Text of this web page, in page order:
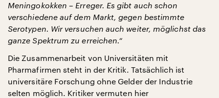
Meningokokken – Erreger. Es gibt auch schon
verschiedene auf dem Markt, gegen bestimmte
Serotypen. Wir versuchen auch weiter, möglichst das
ganze Spektrum zu erreichen.“
Die Zusammenarbeit von Universitäten mit
Pharmafirmen steht in der Kritik. Tatsächlich ist
universitäre Forschung ohne Gelder der Industrie
selten möglich. Kritiker vermuten hier